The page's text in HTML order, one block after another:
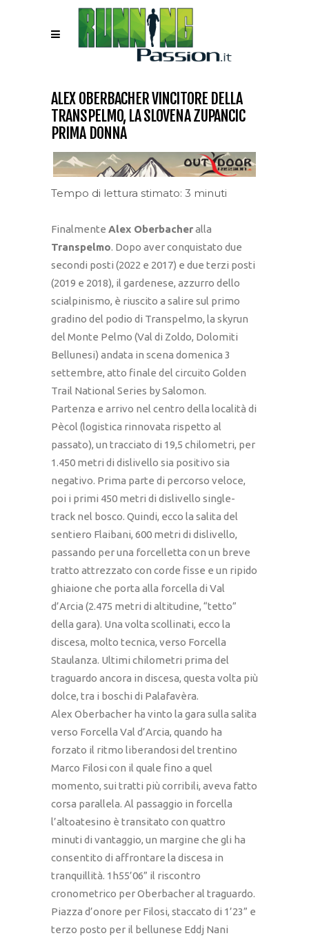
ALEX OBERBACHER VINCITORE DELLA
TRANSPELMO, LA SLOVENA ZUPANCIC
PRIMA DONNA
Tempo di lettura stimato: 3 minuti
Finalmente Alex Oberbacheralla
Transpelmo. Dopo aver conquistato due
secondi posti (2022 e 2017) e due terzi posti
(2019 e 2018), il gardenese, azzurro dello
scialpinismo, è riuscito a salire sul primo
gradino del podio di Transpelmo, la skyrun
del Monte Pelmo (Val di Zoldo, Dolomiti
Bellunesi) andata in scena domenica 3
settembre, atto finale del circuito Golden
Trail National Series by Salomon.
Partenza e arrivo nel centro della località di
Pècol (logistica rinnovata rispetto al
passato), un tracciato di 19,5 chilometri, per
1.450 metri di dislivello sia positivo sia
negativo. Prima parte di percorso veloce,
poi i primi 450 metri di dislivello single-
track nel bosco. Quindi, ecco la salita del
sentiero Flaibani, 600 metri di dislivello,
passando per una forcelletta con un breve
tratto attrezzato con corde fisse e un ripido
ghiaione che porta alla forcella di Val
d’Arcia (2.475 metri di altitudine, “tetto”
della gara). Una volta scollinati, ecco la
discesa, molto tecnica, verso Forcella
Staulanza. Ultimi chilometri prima del
traguardo ancora in discesa, questa volta più
dolce, tra i boschi di Palafavèra.
Alex Oberbacher ha vinto la gara sulla salita
verso Forcella Val d’Arcia, quando ha
forzato il ritmo liberandosi del trentino
Marco Filosi con il quale fino a quel
momento, sui tratti più corribili, aveva fatto
corsa parallela. Al passaggio in forcella
l’altoatesino è transitato con quattro
minuti di vantaggio, un margine che gli ha
consentito di affrontare la discesa in
tranquillità. 1h55’06” il riscontro
cronometrico per Oberbacher al traguardo.
Piazza d’onore per Filosi, staccato di 1’23” e
terzo posto per il bellunese Eddj Nani